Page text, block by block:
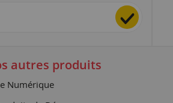
autres produits
Numérique